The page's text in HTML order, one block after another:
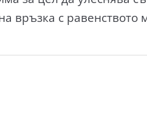
връзка с равенството